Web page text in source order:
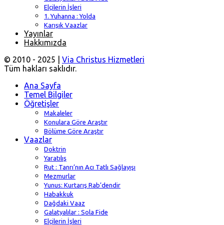
Elçilerin İşleri
1. Yuhanna : Yolda
Karışık Vaazlar
Yayınlar
Hakkımızda
© 2010 - 2025 | Via Christus Hizmetleri
Tüm hakları saklıdır.
Ana Sayfa
Temel Bilgiler
Öğretişler
Makaleler
Konulara Göre Araştır
Bölüme Göre Araştır
Vaazlar
Doktrin
Yaratılış
Rut : Tanrı’nın Acı Tatlı Sağlayışı
Mezmurlar
Yunus: Kurtarış Rab’dendir
Habakkuk
Dağdaki Vaaz
Galatyalılar : Sola Fide
Elçilerin İşleri